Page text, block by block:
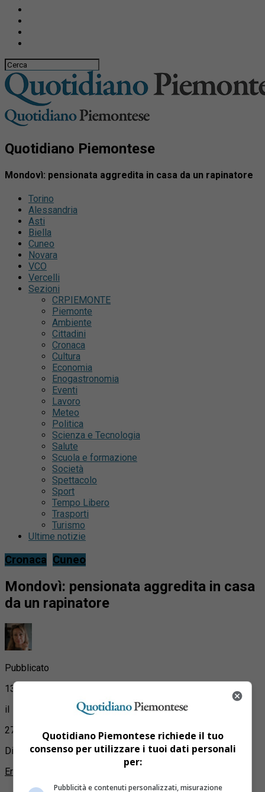
Quotidiano Piemontese
Mondovì: pensionata aggredita in casa da un rapinatore
Torino
Alessandria
Asti
Biella
Cuneo
Novara
VCO
Vercelli
Sezioni
CRPIEMONTE
Piemonte
Ambiente
Cittadini
Cronaca
Cultura
Economia
Enogastronomia
Eventi
Lavoro
Meteo
Politica
Scienza e Tecnologia
Salute
Scuola e formazione
Società
Spettacolo
Sport
Tempo Libero
Trasporti
Turismo
Ultime notizie
Cronaca Cuneo
Mondovì: pensionata aggredita in casa
da un rapinatore
Pubblicato
13 anni fa
il
27 Marzo 2013
Di
Erika Savio
Quotidiano Piemontese richiede il tuo
consenso per utilizzare i tuoi dati personali
per:
Pubblicità e contenuti personalizzati, misurazione